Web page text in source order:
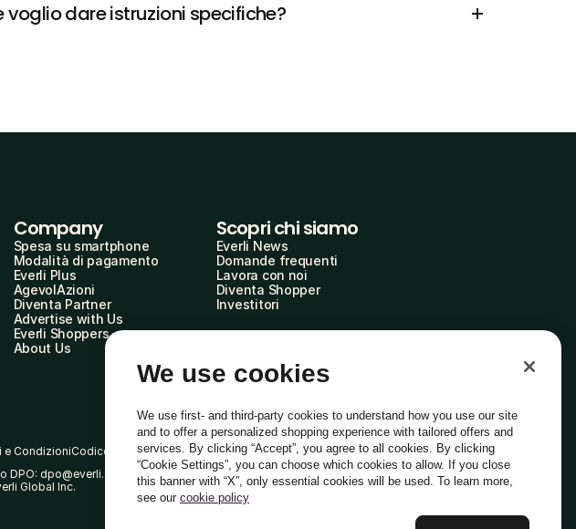
voglio dare istruzioni specifiche?
Company
Spesa su smartphone
Modalità di pagamento
Everli Plus
AgevolAzioni
Diventa Partner
Advertise with Us
Everli Shoppers
About Us
Scopri chi siamo
Everli News
Domande frequenti
Lavora con noi
Diventa Shopper
Investitori
e CondizioniCodice Etico
DPO: dpo@everli.com
Global Inc.
Italiano
We use cookies
We use first- and third-party cookies to understand how you use our site
and to offer a personalized shopping experience with tailored offers and
services. By clicking “Accept”, you agree to all cookies. By clicking
“Cookie Settings”, you can choose which cookies to allow. If you close
this banner with “X”, only essential cookies will be used. To learn more,
see our cookie policy